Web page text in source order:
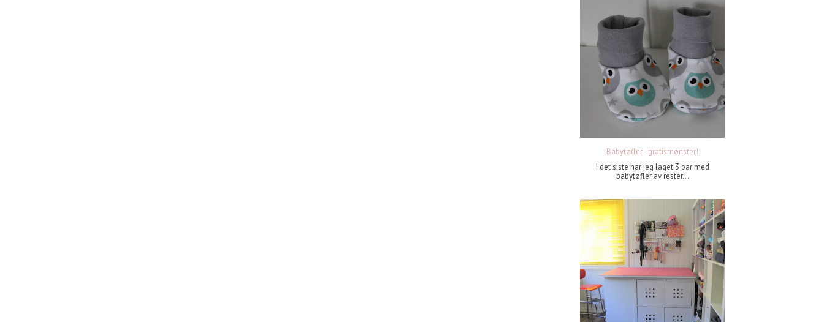
Babytøfler - gratismønster!
I det siste har jeg laget 3 par med
babytøfler av rester...